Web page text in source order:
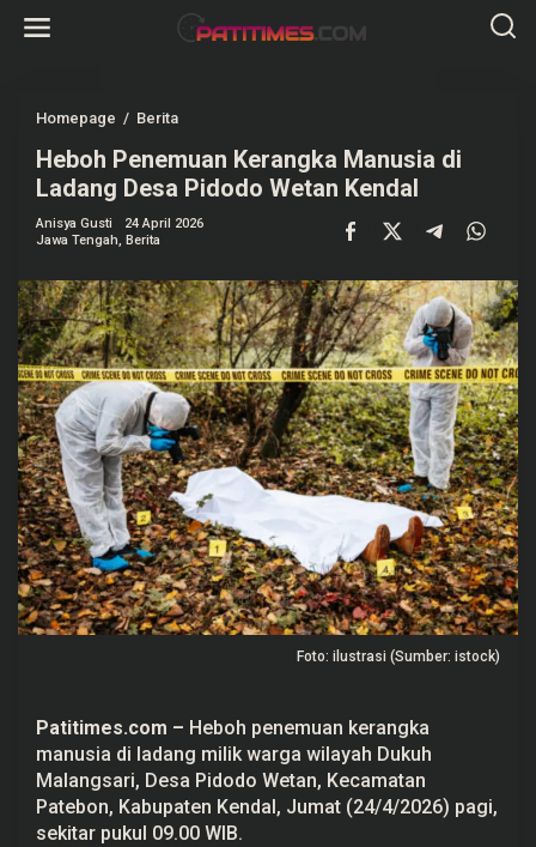
Homepage / Berita
b
o
e
m
u
a
n
K
e
r
a
n
g
k
a
M
a
n
u
s
i
a
d
i
n
g
D
e
s
a
P
Heboh Penemuan Kerangka Manusia di
Ladang Desa Pidodo Wetan Kendal
Anisya Gusti
24 April 2026
Jawa Tengah, Berita
Foto: ilustrasi (Sumber: istock)
Patitimes.com – Heboh penemuan kerangka
manusia di ladang milik warga wilayah Dukuh
Malangsari, Desa Pidodo Wetan, Kecamatan
Patebon, Kabupaten Kendal, Jumat (24/4/2026) pagi,
sekitar pukul 09.00 WIB.